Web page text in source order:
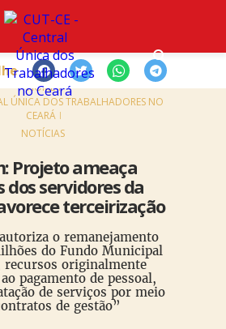
HOME
ÚNICA DOS TRABALHADORES NO
CEARÁ
NOTÍCIAS
Projeto ameaça
dos servidores da
terceirização
o remanejamento
do Fundo Municipal
recursos originalmente
pagamento de pessoal,
de serviços por meio
de gestão”